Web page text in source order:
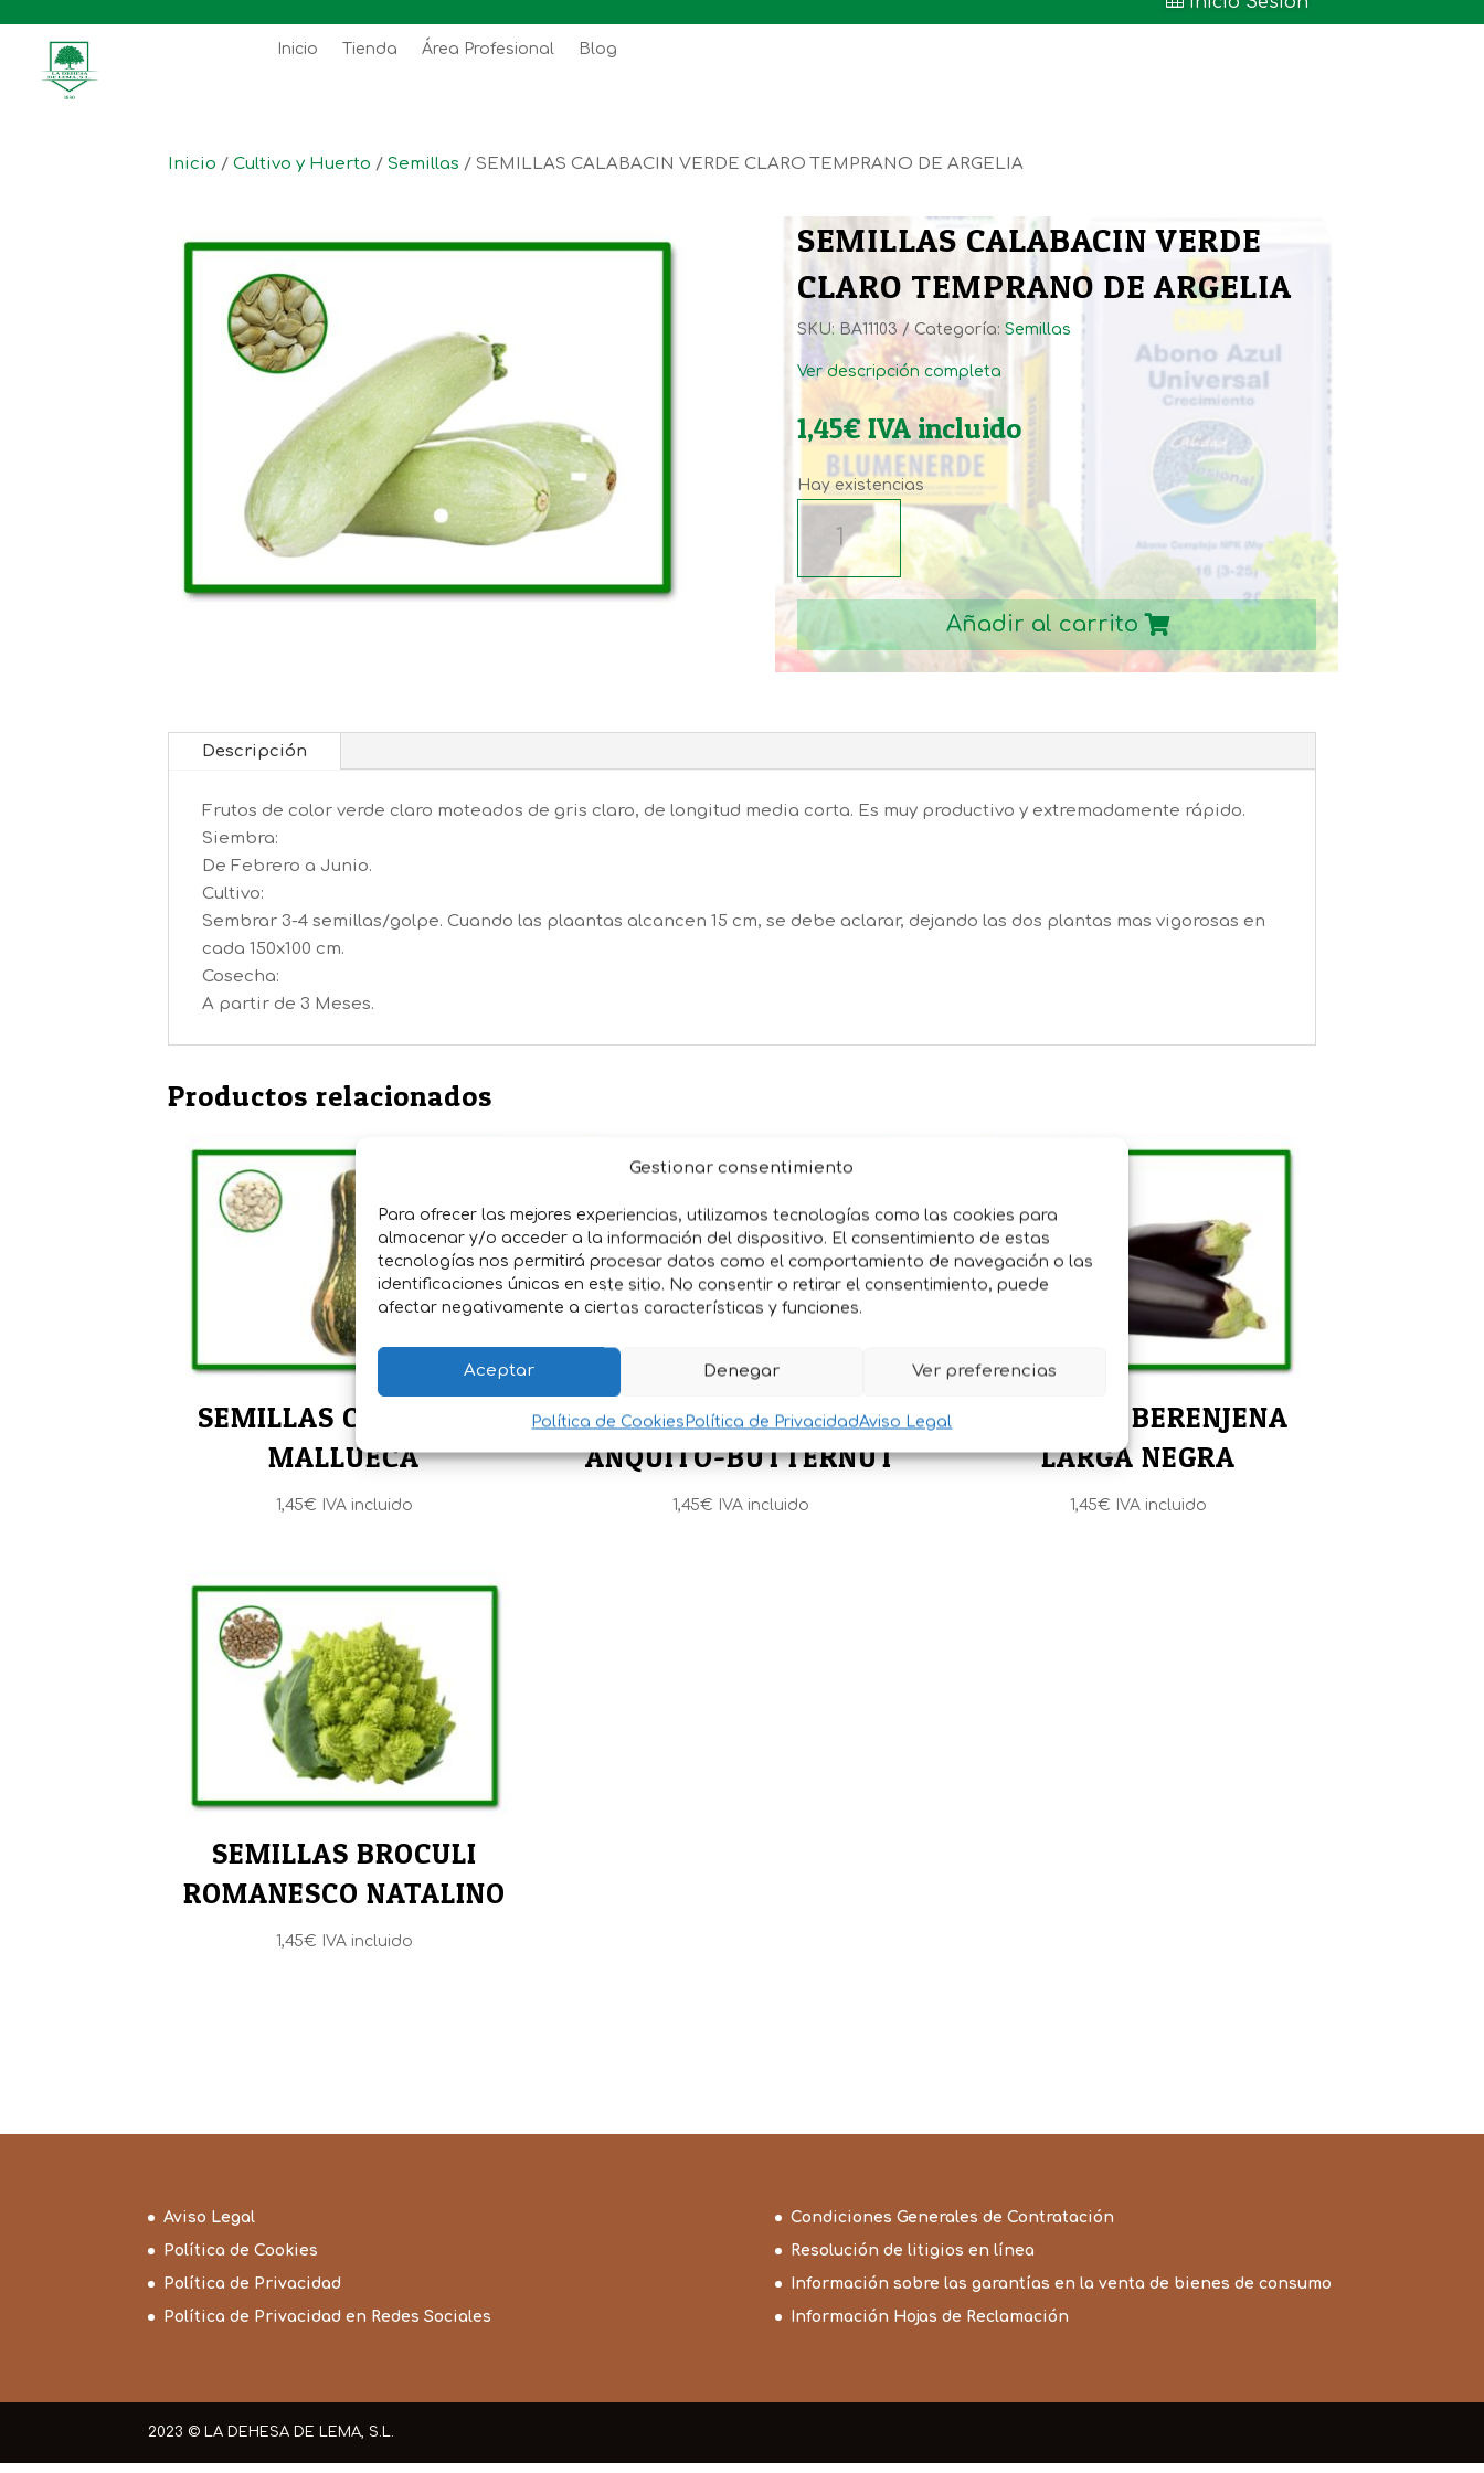
Gestionar consentimiento
Para ofrecer las mejores experiencias, utilizamos tecnologías como las cookies para
almacenar y/o acceder a la información del dispositivo. El consentimiento de estas
tecnologías nos permitirá procesar datos como el comportamiento de navegación o las
identificaciones únicas en este sitio. No consentir o retirar el consentimiento, puede
afectar negativamente a ciertas características y funciones.
Aceptar Denegar Ver preferencias
Política de Cookies Política de PrivacidadAviso Legal
Inicio Tienda Área Profesional Blog
Inicio / Cultivo y Huerto / Semillas / SEMILLAS CALABACIN VERDE CLARO TEMPRANO DE ARGELIA
SEMILLAS CALABACIN VERDE
CLARO TEMPRANO DE ARGELIA
SKU: BA11103 Categoría: Semillas
Ver descripción completa
1,45€ IVA incluido
Hay existencias
CALABACIN
VERDE
CLARO
DE
ARGELIA
Añadir al carrito
Descripción
Frutos de color verde claro moteados de gris claro, de longitud media corta. Es muy productivo y extremadamente rápido.
Siembra:
De Febrero a Junio.
Cultivo:
Sembrar 3-4 semillas/golpe. Cuando las plaantas alcancen 15 cm, se debe aclarar, dejando las dos plantas mas vigorosas en
cada 150x100 cm.
Cosecha:
A partir de 3 Meses.
Productos relacionados
SEMILLAS CALABAZA
MALLUECA
1,45€ IVA incluido
SEMILLAS CALABAZA
ANQUITO-BUTTERNUT
1,45€ IVA incluido
SEMILLAS BERENJENA
LARGA NEGRA
1,45€ IVA incluido
SEMILLAS BROCULI
ROMANESCO NATALINO
1,45€ IVA incluido
Aviso Legal
Política de Cookies
Política de Privacidad
Política de Privacidad en Redes Sociales
Condiciones Generales de Contratación
Resolución de litigios en línea
Información sobre las garantías en la venta de bienes de consumo
Información Hojas de Reclamación
2023 © LA DEHESA DE LEMA, S.L.